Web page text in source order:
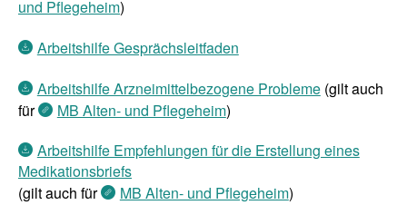
und Pflegeheim)
Arbeitshilfe Gesprächsleitfaden
Arbeitshilfe Arzneimittelbezogene Probleme(gilt auch
für
MB Alten- und Pflegeheim)
Arbeitshilfe Empfehlungen für die Erstellung eines
Medikationsbriefs
(gilt auch für
MB Alten- und Pflegeheim)